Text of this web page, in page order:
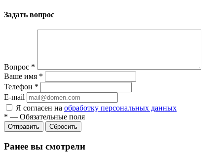
Задать вопрос
Вопрос *
Ваше имя *
Телефон *
E-mail
Я согласен на обработку персональных данных
* — Обязательные поля
Сбросить
Ранее вы смотрели